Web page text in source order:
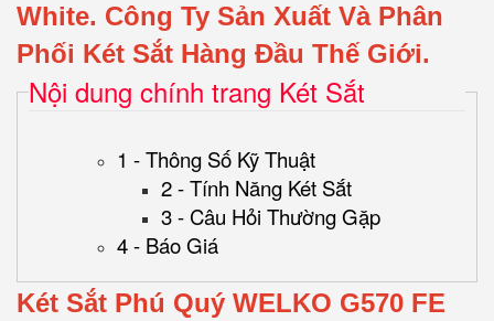
White. Công Ty Sản Xuất Và Phân
Phối Két Sắt Hàng Đầu Thế Giới.
Nội dung chính trang Két Sắt
1 - Thông Số Kỹ Thuật
2 - Tính Năng Két Sắt
3 - Câu Hỏi Thường Gặp
4 - Báo Giá
Két Sắt Phú Quý WELKO G570 FE